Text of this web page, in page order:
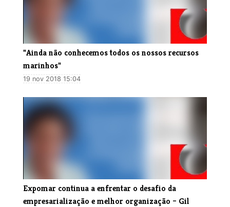
"Ainda não conhecemos todos os nossos recursos
marinhos"
19 nov 2018 15:04
​Expomar continua a enfrentar o desafio da
empresarialização e melhor organização – Gil